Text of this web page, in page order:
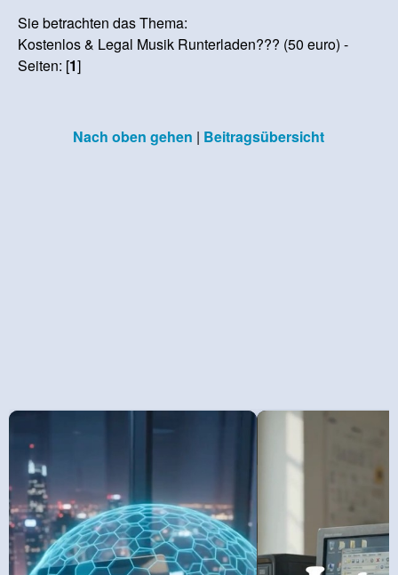
Sie betrachten das Thema:
Kostenlos & Legal Musik Runterladen??? (50 euro) -
Seiten: [1]
Nach oben gehen | Beitragsübersicht